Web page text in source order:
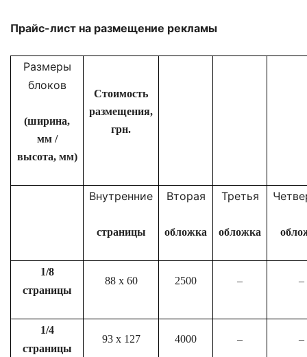
Прайс-лист на размещение рекламы
Размеры
блоков
(ширина,
мм /
высота, мм)
Стоимость
размещения,
грн.
Внутренние
страницы
Вторая
обложка
Третья
обложка
1/8
страницы
88x 60 2500 – –
1/4
страницы
93 x 127 4000 – –